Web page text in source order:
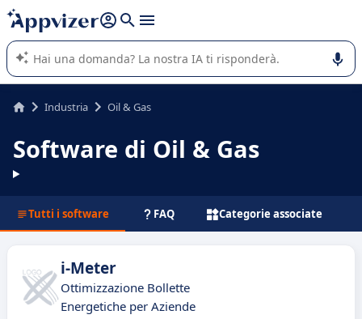
righe con
shift + enter
L'IA di Appvizer vi guida nell'utilizzo o nella scelta di un
software SaaS per la vostra azienda.
Industria Oil & Gas
Software di Oil & Gas
Tutti i software FAQ Categorie associate
i-Meter
Ottimizzazione Bollette
Energetiche per Aziende